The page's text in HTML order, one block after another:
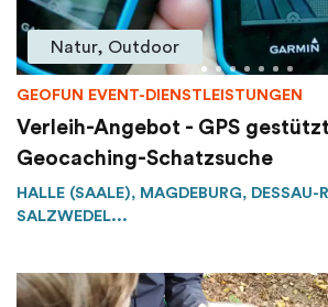
Natur, Outdoor
GEOFUN EVENT-DIENSTLEISTUNGEN
Verleih-Angebot - GPS
Geocaching-Schatzsuche
HALLE (SAALE), MAGDEBURG, DESSAU-
ALZWEDEL...